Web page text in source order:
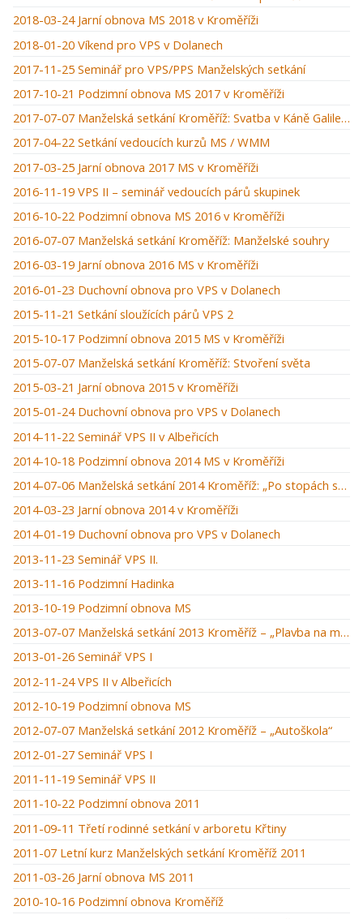
2018-03-24 Jarní obnova MS 2018 v Kroměříži
2018-01-20 Víkend pro VPS v Dolanech
2017-11-25 Seminář pro VPS/PPS Manželských setkání
2017-10-21 Podzimní obnova MS 2017 v Kroměříži
2017-07-07 Manželská setkání Kroměříž: Svatba v Káně Galilejské
2017-04-22 Setkání vedoucích kurzů MS / WMM
2017-03-25 Jarní obnova 2017 MS v Kroměříži
2016-11-19 VPS II – seminář vedoucích párů skupinek
2016-10-22 Podzimní obnova MS 2016 v Kroměříži
2016-07-07 Manželská setkání Kroměříž: Manželské souhry
2016-03-19 Jarní obnova 2016 MS v Kroměříži
2016-01-23 Duchovní obnova pro VPS v Dolanech
2015-11-21 Setkání sloužících párů VPS 2
2015-10-17 Podzimní obnova 2015 MS v Kroměříži
2015-07-07 Manželská setkání Kroměříž: Stvoření světa
2015-03-21 Jarní obnova 2015 v Kroměříži
2015-01-24 Duchovní obnova pro VPS v Dolanech
2014-11-22 Seminář VPS II v Albeřicích
2014-10-18 Podzimní obnova 2014 MS v Kroměříži
2014-07-06 Manželská setkání 2014 Kroměříž: „Po stopách starého zákona“
2014-03-23 Jarní obnova 2014 v Kroměříži
2014-01-19 Duchovní obnova pro VPS v Dolanech
2013-11-23 Seminář VPS II.
2013-11-16 Podzimní Hadinka
2013-10-19 Podzimní obnova MS
2013-07-07 Manželská setkání 2013 Kroměříž – „Plavba na moři“
2013-01-26 Seminář VPS I
2012-11-24 VPS II v Albeřicích
2012-10-19 Podzimní obnova MS
2012-07-07 Manželská setkání 2012 Kroměříž – „Autoškola“
2012-01-27 Seminář VPS I
2011-11-19 Seminář VPS II
2011-10-22 Podzimní obnova 2011
2011-09-11 Třetí rodinné setkání v arboretu Křtiny
2011-07 Letní kurz Manželských setkání Kroměříž 2011
2011-03-26 Jarní obnova MS 2011
2010-10-16 Podzimní obnova Kroměříž